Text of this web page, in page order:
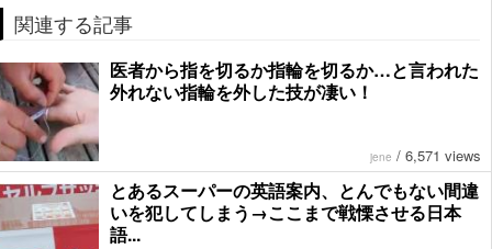
関連する記事
医者から指を切るか指輪を切るか…と言われた
外れない指輪を外した技が凄い！
jene / 6,571 views
とあるスーパーの英語案内、とんでもない間違
いを犯してしまう→ここまで戦慄させる日本
語...